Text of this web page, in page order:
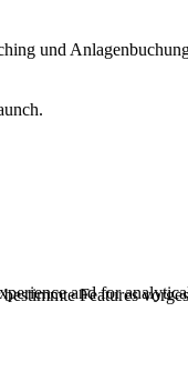
und
Features
and for